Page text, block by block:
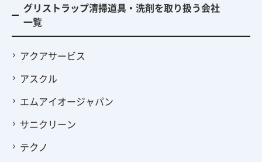
グリストラップ清掃道具・洗剤を取り扱う会社
一覧
アクアサービス
アスクル
エムアイオージャパン
サニクリーン
テクノ